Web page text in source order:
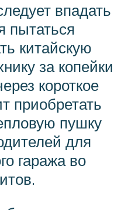
впадать
пытаться
китайскую
за копейки
короткое
приобретать
пушку
для
гаража во